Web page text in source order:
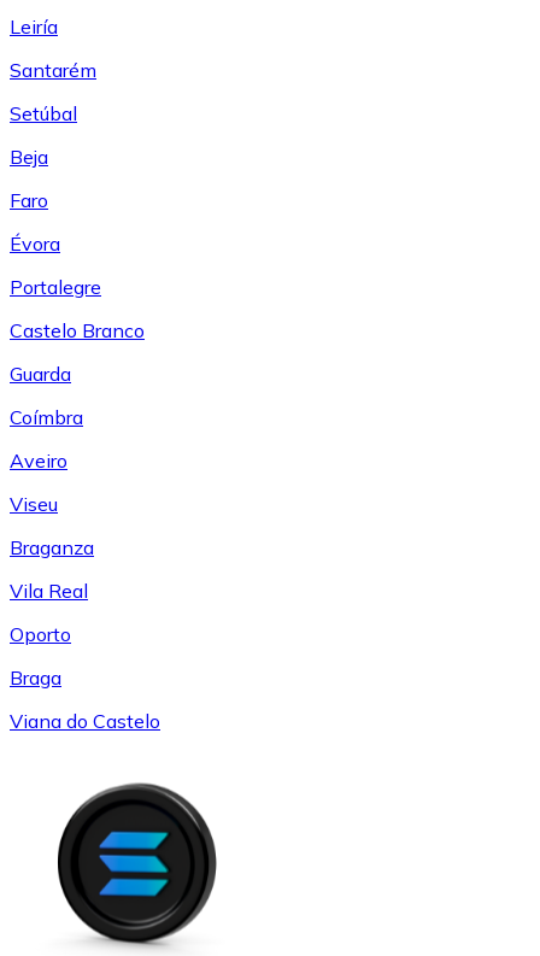
Leiría
Santarém
Setúbal
Beja
Faro
Évora
Portalegre
Castelo Branco
Guarda
Coímbra
Aveiro
Viseu
Braganza
Vila Real
Oporto
Braga
Viana do Castelo